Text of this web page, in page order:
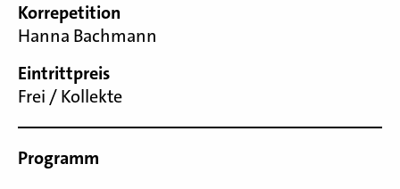
Korrepetition
Hanna Bachmann
Eintrittpreis
Frei / Kollekte
Programm